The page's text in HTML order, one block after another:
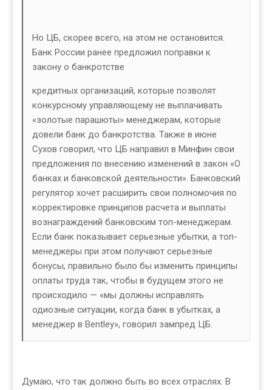
Но ЦБ, скорее всего, на этом не остановится.
Банк России ранее предложил поправки к
закону о банкротстве
кредитных организаций, которые позволят
конкурсному управляющему не выплачивать
«золотые парашюты» менеджерам, которые
довели банк до банкротства. Также в июне
Сухов говорил, что ЦБ направил в Минфин свои
предложения по внесению изменений в закон «О
банках и банковской деятельности». Банковский
регулятор хочет расширить свои полномочия по
корректировке принципов расчета и выплаты
вознаграждений банковским топ-менеджерам.
Если банк показывает серьезные убытки, а топ-
менеджеры при этом получают серьезные
бонусы, правильно было бы изменить принципы
оплаты труда так, чтобы в будущем этого не
происходило — «мы должны исправлять
одиозные ситуации, когда банк в убытках, а
менеджер в Bentley», говорил зампред ЦБ.
Думаю, что так должно быть во всех отраслях. В